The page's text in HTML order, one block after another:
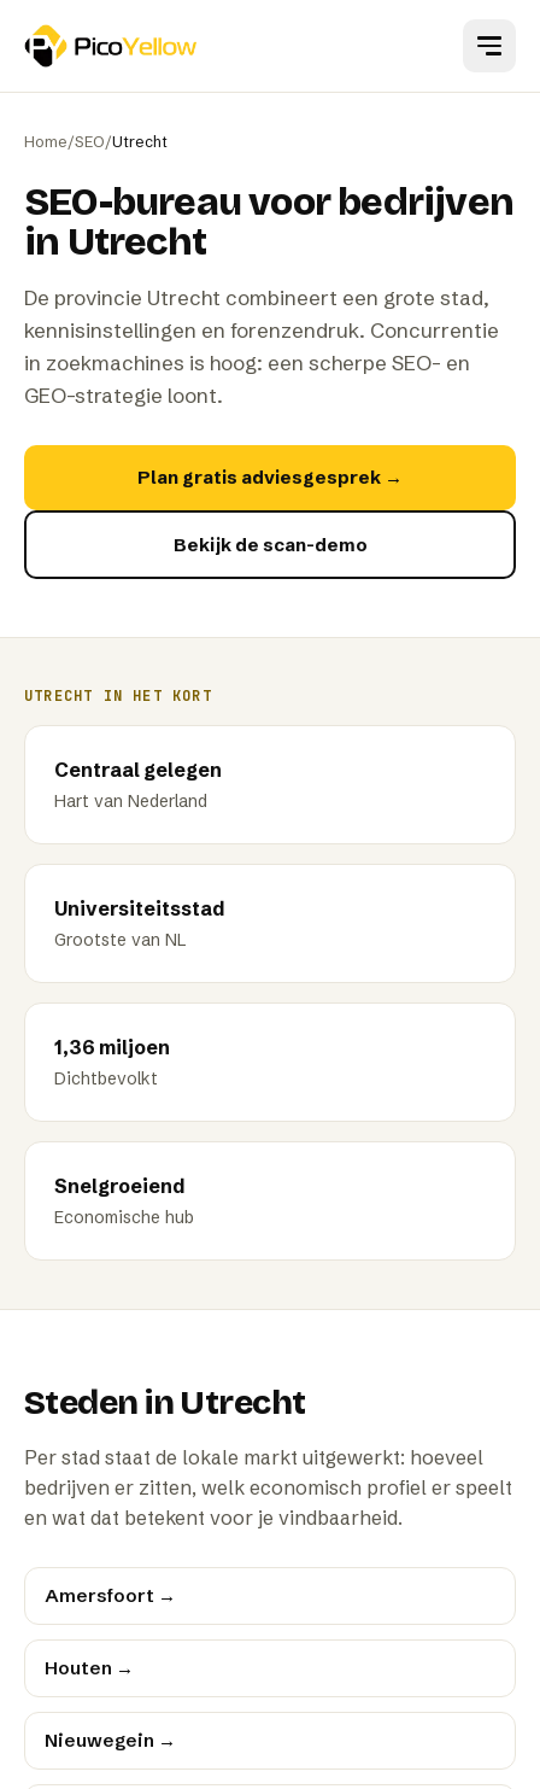
Home/SEO/Utrecht
SEO-bureau voor bedrijven
in Utrecht
De provincie Utrecht combineert een grote stad,
kennisinstellingen en forenzendruk. Concurrentie
in zoekmachines is hoog: een scherpe SEO- en
GEO-strategie loont.
Plan gratis adviesgesprek →
Bekijk de scan-demo
UTRECHT IN HET KORT
Centraal gelegen
Hart van Nederland
Universiteitsstad
Grootste van NL
1,36 miljoen
Dichtbevolkt
Snelgroeiend
Economische hub
Steden in Utrecht
Per stad staat de lokale markt uitgewerkt: hoeveel
bedrijven er zitten, welk economisch profiel er speelt
en wat dat betekent voor je vindbaarheid.
Amersfoort →
Houten →
Nieuwegein →